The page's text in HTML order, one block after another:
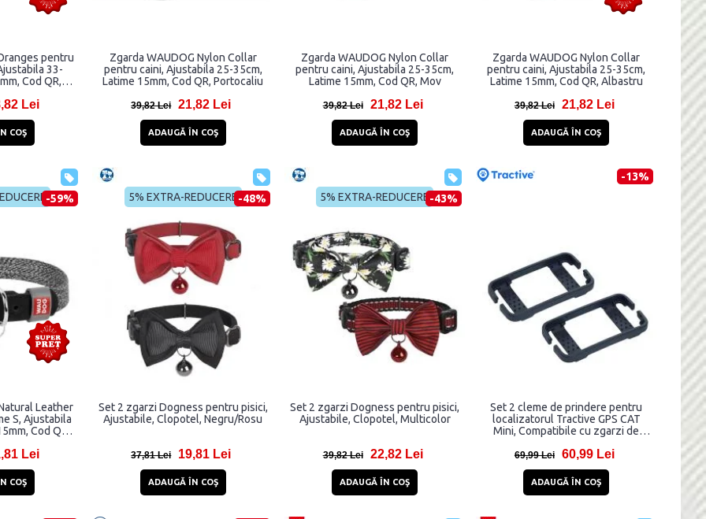
pentru
33-
Cod QR,
Lei
COŞ
Zgarda WAUDOG Nylon Collar
pentru caini, Ajustabila 25-35cm,
Latime 15mm, Cod QR, Portocaliu
39,82 Lei 21,82 Lei
ADAUGĂ ÎN COŞ
Zgarda WAUDOG Nylon Collar
pentru caini, Ajustabila 25-35cm,
Latime 15mm, Cod QR, Mov
39,82 Lei 21,82 Lei
ADAUGĂ ÎN COŞ
Zgarda WAUDOG Nylon Collar
pentru caini, Ajustabila 25-35cm,
Latime 15mm, Cod QR, Albastru
39,82 Lei 21,82 Lei
ADAUGĂ ÎN COŞ
-59%
Leather
S, Ajustabila
Cod QR,
Lei
COŞ
5% EXTRA-REDUCERE -48%
Set 2 zgarzi Dogness pentru pisici,
Ajustabile, Clopotel, Negru/Rosu
37,81 Lei 19,81 Lei
ADAUGĂ ÎN COŞ
5% EXTRA-REDUCERE -43%
Set 2 zgarzi Dogness pentru pisici,
Ajustabile, Clopotel, Multicolor
39,82 Lei 22,82 Lei
ADAUGĂ ÎN COŞ
-13%
Set 2 cleme de prindere pentru
localizatorul Tractive GPS CAT
Mini, Compatibile cu zgarzi de
69,99 Lei 60,99 Lei
ADAUGĂ ÎN COŞ